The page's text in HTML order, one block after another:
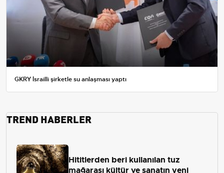
GKRY İsrailli şirketle su anlaşması yaptı
TREND HABERLER
Hititlerden beri kullanılan tuz
mağarası kültür ve sanatın yeni